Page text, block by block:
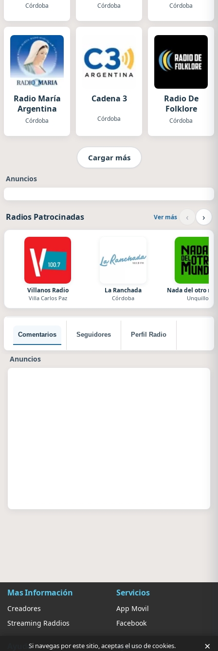
Córdoba Córdoba Córdoba
Radio María
Argentina
Córdoba
Cadena 3
Córdoba
Radio De
Folklore
Córdoba
Cargar más
Anuncios
Radios Patrocinadas Ver más ‹ ›
Villanos Radio
Villa Carlos Paz
La Ranchada
Córdoba
Nada del otro
Unquillo
Comentarios Seguidores Perfil Radio
Anuncios
Mas Información
Creadores
Streaming Raddios
Servicios
App Movil
Facebook
Ayuda Ajustes
Si navegas por este sitio, aceptas el uso de cookies. ×